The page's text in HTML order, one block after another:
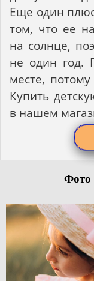
Еще один
том, что ее
на солнце,
не один год.
месте,
Купить
в нашем
Фото